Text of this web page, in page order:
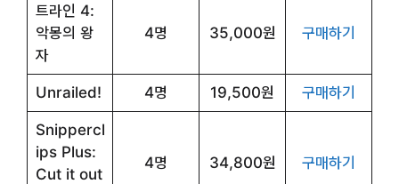
트라인 4:
악몽의 왕
자
4명 35,000원 구매하기
Unrailed! 4명 19,500원 구매하기
Snippercl
ips Plus:
Cut it out
4명 34,800원 구매하기